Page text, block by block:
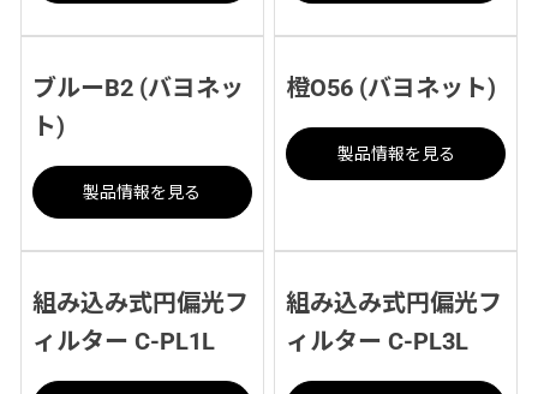
ブルーB2 (バヨネッ
ト)
製品情報を見る
橙O56 (バヨネット)
製品情報を見る
組み込み式円偏光フ
ィルター C-PL1L
組み込み式円偏光フ
ィルター C-PL3L